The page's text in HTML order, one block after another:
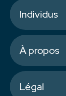
Individus
À propos
Légal